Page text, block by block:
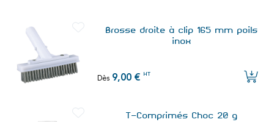
Brosse droite à clip 165 mm poils
inox
Dès 9,00 € HT
T-Comprimés Choc 20 g